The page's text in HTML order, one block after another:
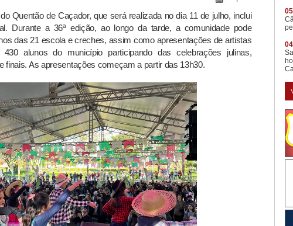
Quentão de Caçador, que será realizada no dia 11 de julho, inclui
Durante a 36ª edição, ao longo da tarde, a comunidade pode
das 21 escola e creches, assim como apresentações de artistas
430 alunos do município participando das celebrações julinas,
finais. As apresentações começam a partir das 13h30.